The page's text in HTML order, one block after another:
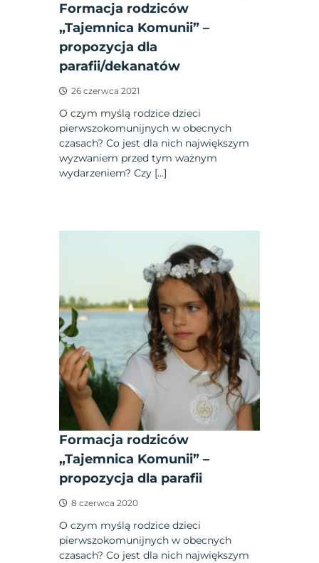
Formacja rodziców
„Tajemnica Komunii” –
propozycja dla
parafii/dekanatów
26 czerwca 2021
O czym myślą rodzice dzieci
pierwszokomunijnych w obecnych
czasach? Co jest dla nich największym
wyzwaniem przed tym ważnym
wydarzeniem? Czy […]
Formacja rodziców
„Tajemnica Komunii” –
propozycja dla parafii
8 czerwca 2020
O czym myślą rodzice dzieci
pierwszokomunijnych w obecnych
czasach? Co jest dla nich największym